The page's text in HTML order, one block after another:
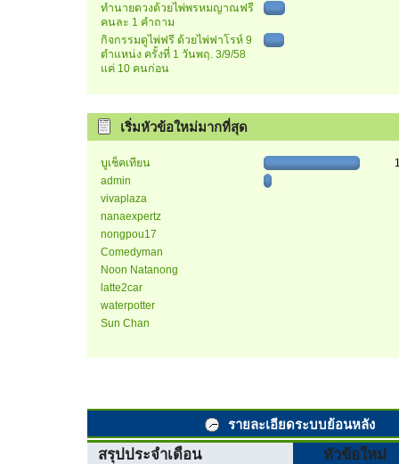
ทำนายดวงด้วยไพ่พรหมญาณฟรี
คนละ 1 คำถาม
กิจกรรมดูไพ่ฟรี ด้วยไพ่ฟาโรห์ 9
ตำแหน่ง ครั้งที่ 1 วันพฤ. 3/9/58
แค่ 10 คนก่อน
เริ่มหัวข้อใหม่มากที่สุด
บูเช็คเทียน
admin
vivaplaza
nanaexpertz
nongpou17
Comedyman
Noon Natanong
latte2car
waterpotter
Sun Chan
รายละเอียดระบบย้อนหลัง
สรุปประจำเดือน หัวข้อใหม่